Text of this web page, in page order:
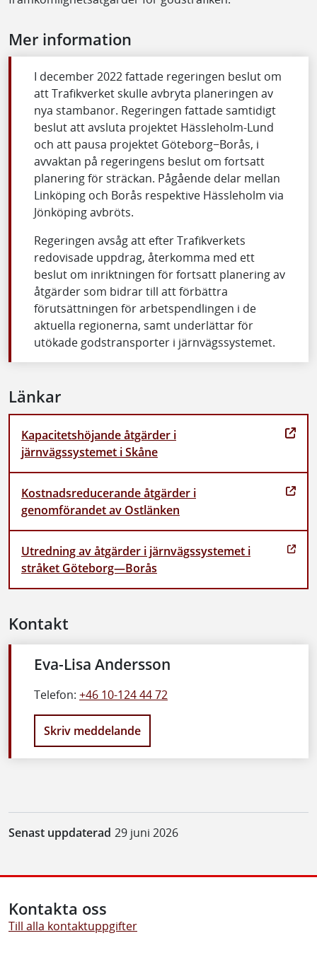
Mer information
I december 2022 fattade regeringen beslut om
att Trafikverket skulle avbryta planeringen av
nya stambanor. Regeringen fattade samtidigt
beslut att avsluta projektet Hässleholm-Lund
och att pausa projektet Göteborg−Borås, i
avvaktan på regeringens beslut om fortsatt
planering för sträckan. Pågående delar mellan
Linköping och Borås respektive Hässleholm via
Jönköping avbröts.
Regeringen avsåg att efter Trafikverkets
redovisade uppdrag, återkomma med ett
beslut om inriktningen för fortsatt planering av
åtgärder som bidrar till att förbättra
förutsättningen för arbetspendlingen i de
aktuella regionerna, samt underlättar för
utökade godstransporter i järnvägssystemet.
Länkar
Kapacitetshöjande åtgärder i
järnvägssystemet i Skåne
Kostnadsreducerande åtgärder i
genomförandet av Ostlänken
Utredning av åtgärder i järnvägssystemet i
stråket Göteborg—Borås
Kontakt
Eva-Lisa Andersson
Telefon: +46 10-124 44 72
Skriv meddelande
Senast uppdaterad 29 juni 2026
Kontakta oss
Till alla kontaktuppgifter